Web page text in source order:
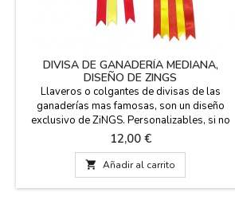
DIVISA DE GANADERÍA MEDIANA,
DISEÑO DE ZINGS
Llaveros o colgantes de divisas de las
ganaderí­as mas famosas, son un diseño
exclusivo de ZiNGS. Personalizables, si no
ves la que buscas, indícanos los colores que
deseas y te la fabricamos,
"PERSONALIZACION DEL PRODUCTO". Es un
regalo muy taurino, ideal para ganaderos,
peñas, coleccionistas, eventos, etc. Hechas a
Precio
12,00 €
 Añadir al carrito